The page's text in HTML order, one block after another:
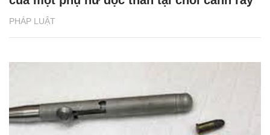
PHÁP LUẬT